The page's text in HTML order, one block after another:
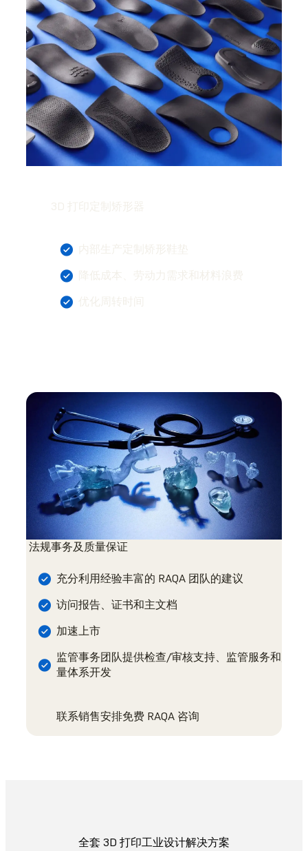
3D 打印定制矫形器
内部生产定制矫形鞋垫
降低成本、劳动力需求和材料浪费
优化周转时间
法规事务及质量保证
充分利用经验丰富的 RAQA 团队的建议
访问报告、证书和主文档
加速上市
监管事务团队提供检查/审核支持、监管服务和质
量体系开发
联系销售安排免费 RAQA 咨询
全套 3D 打印工业设计解决方案